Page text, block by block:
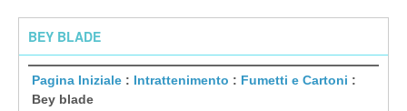
BEY BLADE
Pagina Iniziale : Intrattenimento : Fumetti e Cartoni :
Bey blade